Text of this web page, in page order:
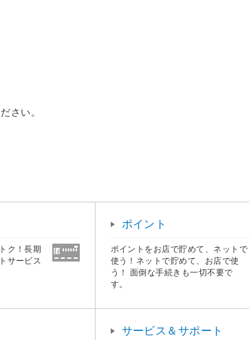
さい。
ク！長期
サービス
ポイント
ポイントをお店で貯めて、ネットで
使う！ネットで貯めて、お店で使
う！ 面倒な手続きも一切不要で
す。
サービス＆サポート